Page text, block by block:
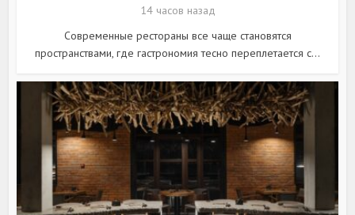
14 часов назад
Современные рестораны все чаще становятся
пространствами, где гастрономия тесно переплетается с...